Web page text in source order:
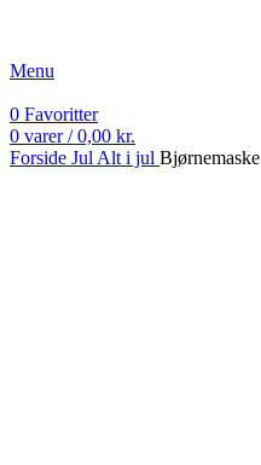
Menu
0 Favoritter
0 varer / 0,00 kr.
Forside Jul Alt i jul Bjørnemaske